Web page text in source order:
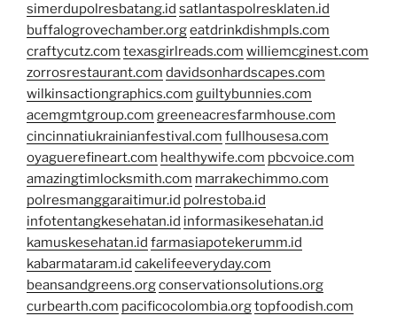
simerdupolresbatang.id satlantaspolresklaten.id
buffalogrovechamber.orgeatdrinkdishmpls.com
craftycutz.com texasgirlreads.com williemcginest.com
zorrosrestaurant.com davidsonhardscapes.com
wilkinsactiongraphics.com guiltybunnies.com
acemgmtgroup.com greeneacresfarmhouse.com
cincinnatiukrainianfestival.com fullhousesa.com
oyaguerefineart.com healthywife.com pbcvoice.com
amazingtimlocksmith.com marrakechimmo.com
polresmanggaraitimur.id polrestoba.id
infotentangkesehatan.id informasikesehatan.id
kamuskesehatan.id farmasiapotekerumm.id
kabarmataram.id cakelifeeveryday.com
beansandgreens.orgconservationsolutions.org
curbearth.com pacificocolombia.orgtopfoodish.com